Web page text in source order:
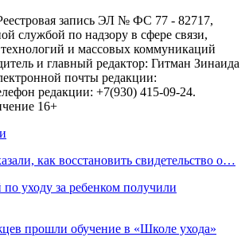
запись ЭЛ № ФС 77 - 82717,
службой по надзору в сфере связи,
и массовых коммуникаций
и главный редактор: Гитман Зинаида
почты редакции:
редакции: +7(930) 415-09-24.
16+
как восстановить свидетельство о…
уходу за ребенком получили
прошли обучение в «Школе ухода»